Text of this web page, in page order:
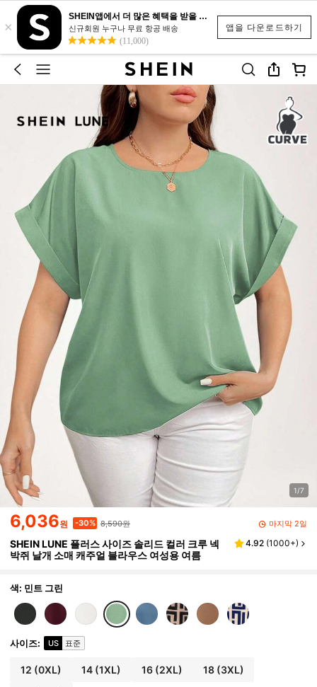
앱을 다운로드하기
×
SHEIN앱에서 더 많은 혜택을 받을 수 있어요.
신규회원 누구나 무료 항공 배송
(11,000)
1/7
6,036원 -30% 8,590원 마지막 2일
SHEIN LUNE 플러스 사이즈 솔리드 컬러 크루 넥
박쥐 날개 소매 캐주얼 블라우스 여성용 여름
4.92 (1000+)
색: 민트 그린
사이즈: US 표준
12 (0XL) 14 (1XL) 16(2XL) 18(3XL)